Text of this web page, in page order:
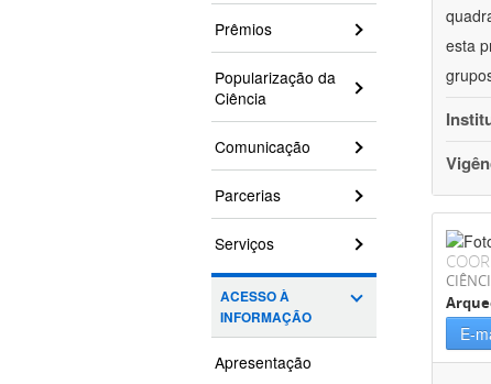
Prêmios
Popularização da
Ciência
Comunicação
Parcerias
Serviços
ACESSO À
INFORMAÇÃO
Apresentação
esta
E-